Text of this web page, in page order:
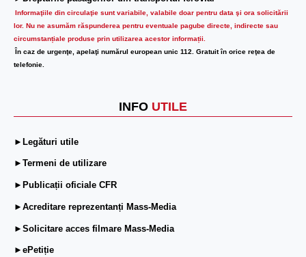
Informaţiile din circulaţie sunt variabile, valabile doar pentru data şi ora solicitării
lor. Nu ne asumăm răspunderea pentru eventuale pagube directe, indirecte sau
circumstanțiale produse prin utilizarea acestor informații.
În caz de urgenţe, apelaţi numărul european unic 112. Gratuit în orice reţea de
telefonie.
INFO UTILE
►Legături utile
►Termeni de utilizare
►Publicații oficiale CFR
►Acreditare reprezentanți Mass-Media
►Solicitare acces filmare Mass-Media
►ePetiție